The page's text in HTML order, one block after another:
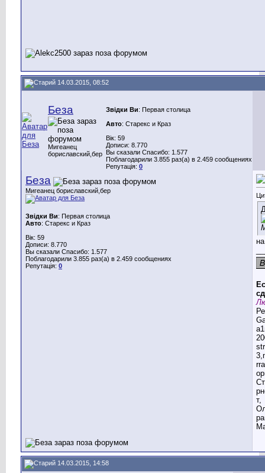
14.03.2015, 08:52
Беза
Мигеанец
бориславский,бер
Звідки Ви: Первая столица
Авто: Старекс и Краз
Вік: 59
Дописи: 8.770
Вы сказали Спасибо: 1.577
Поблагодарили 3.855 раз(а) в 2.459 сообщениях
Репутація: 0
Беза
Мигеанец бориславский,бер
Звідки Ви: Первая столица
Авто: Старекс и Краз
Вік: 59
Дописи: 8.770
Вы сказали Спасибо: 1.577
Поблагодарили 3.855 раз(а) в 2.459 сообщениях
Репутація: 0
т,
14.03.2015, 14:58